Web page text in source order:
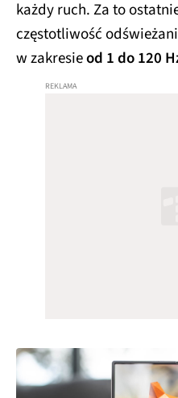
każdy ruch. Za to
częstotliwość
w zakresieod 1 do 120